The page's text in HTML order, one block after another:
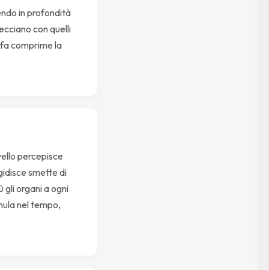
in profondità
con quelli
comprime la
percepisce
smette di
gli organi a ogni
nel tempo,